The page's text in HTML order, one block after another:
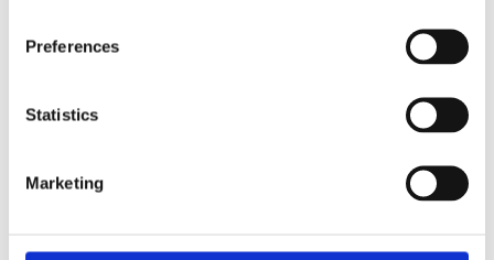
Preferences
Statistics
Marketing